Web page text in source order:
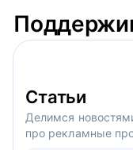
Статьи
Делимся
про рекламные